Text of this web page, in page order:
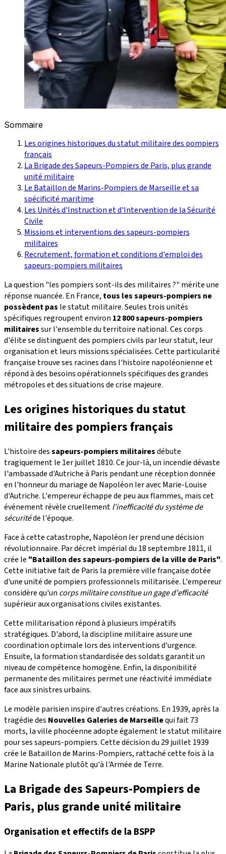
Sommaire
Les origines historiques du statut militaire des pompiers
français
La Brigade des Sapeurs-Pompiers de Paris, plus grande
unité militaire
Le Bataillon de Marins-Pompiers de Marseille et sa
spécificité maritime
Les Unités d'Instruction et d'Intervention de la Sécurité
Civile
Missions et interventions des sapeurs-pompiers
militaires
Recrutement, formation et conditions d'emploi des
sapeurs-pompiers militaires
La question "les pompiers sont-ils des militaires ?" mérite une
réponse nuancée. En France, tous les sapeurs-pompiers ne
possèdent pas le statut militaire. Seules trois unités
spécifiques regroupent environ 12 800 sapeurs-pompiers
militairessur l'ensemble du territoire national. Ces corps
d'élite se distinguent des pompiers civils par leur statut, leur
organisation et leurs missions spécialisées. Cette particularité
française trouve ses racines dans l'histoire napoléonienne et
répond à des besoins opérationnels spécifiques des grandes
métropoles et des situations de crise majeure.
Les origines historiques du statut
militaire des pompiers français
L'histoire dessapeurs-pompiers militairesdébute
tragiquement le 1er juillet 1810. Ce jour-là, un incendie dévaste
l'ambassade d'Autriche à Paris pendant une réception donnée
en l'honneur du mariage de Napoléon Ier avec Marie-Louise
d'Autriche. L'empereur échappe de peu aux flammes, mais cet
événement révèle cruellementl'inefficacité du système de
sécuritéde l'époque.
Face à cette catastrophe, Napoléon Ier prend une décision
révolutionnaire. Par décret impérial du 18 septembre 1811, il
crée le "Bataillon des sapeurs-pompiers de la ville de Paris".
Cette initiative fait de Paris la première ville française dotée
d'une unité de pompiers professionnels militarisée. L'empereur
considère qu'un corps militaire constitue un gage d'efficacité
supérieur aux organisations civiles existantes.
Cette militarisation répond à plusieurs impératifs
stratégiques. D'abord, la discipline militaire assure une
coordination optimale lors des interventions d'urgence.
Ensuite, la formation standardisée des soldats garantit un
niveau de compétence homogène. Enfin, la disponibilité
permanente des militaires permet une réactivité immédiate
face aux sinistres urbains.
Le modèle parisien inspire d'autres créations. En 1939, après la
tragédie des Nouvelles Galeries de Marseillequi fait 73
morts, la ville phocéenne adopte également le statut militaire
pour ses sapeurs-pompiers. Cette décision du 29 juillet 1939
crée le Bataillon de Marins-Pompiers, rattaché cette fois à la
Marine Nationale plutôt qu'à l'Armée de Terre.
La Brigade des Sapeurs-Pompiers de
Paris, plus grande unité militaire
Organisation et effectifs de la BSPP